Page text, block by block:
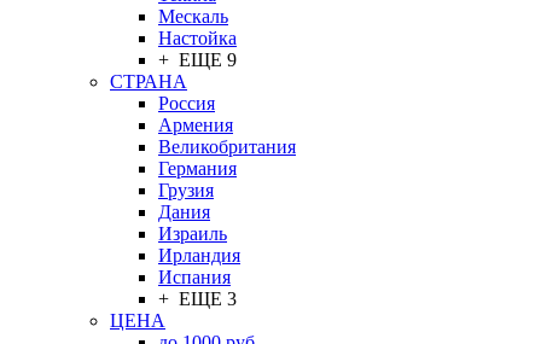
Мескаль
Настойка
+ ЕЩЕ 9
СТРАНА
Россия
Армения
Великобритания
Германия
Грузия
Дания
Израиль
Ирландия
Испания
+ ЕЩЕ 3
ЦЕНА